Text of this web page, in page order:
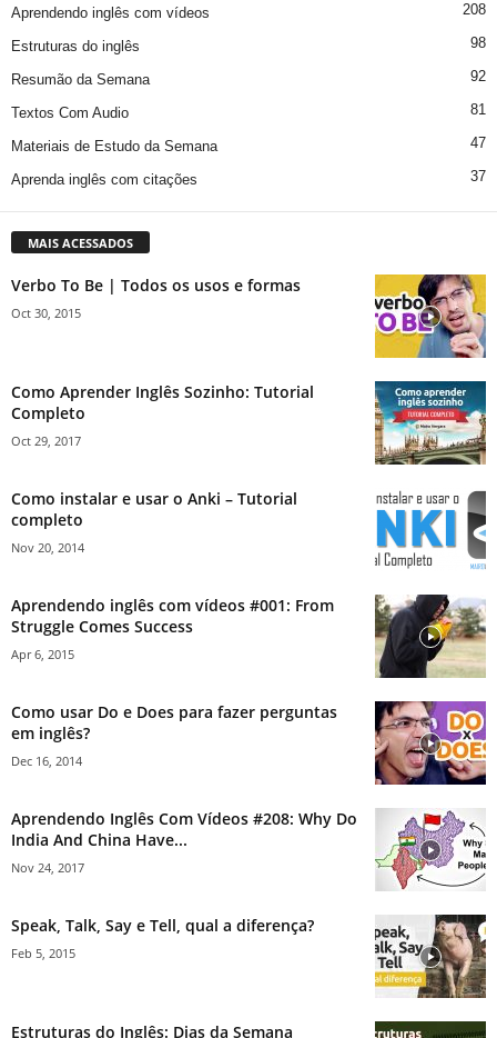
Aprendendo inglês com vídeos 208
Estruturas do inglês 98
Resumão da Semana 92
Textos Com Audio 81
Materiais de Estudo da Semana 47
Aprenda inglês com citações 37
MAIS ACESSADOS
Verbo To Be | Todos os usos e formas
Oct 30, 2015
Como Aprender Inglês Sozinho: Tutorial
Completo
Oct 29, 2017
Como instalar e usar o Anki – Tutorial
completo
Nov 20, 2014
Aprendendo inglês com vídeos #001: From
Struggle Comes Success
Apr 6, 2015
Como usar Do e Does para fazer perguntas
em inglês?
Dec 16, 2014
Aprendendo Inglês Com Vídeos #208: Why Do
India And China Have...
Nov 24, 2017
Speak, Talk, Say e Tell, qual a diferença?
Feb 5, 2015
Estruturas do Inglês: Dias da Semana